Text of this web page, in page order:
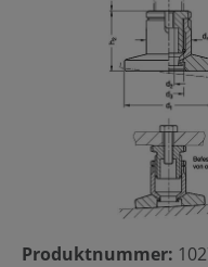
Produktnummer: